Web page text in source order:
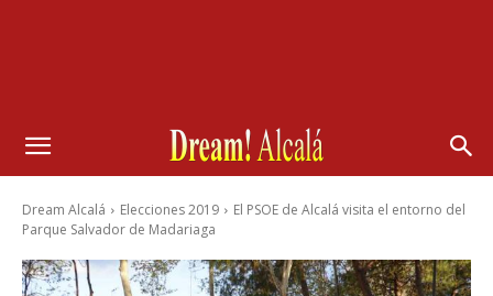
Dream Alcalá Elecciones 2019
El PSOE de Alcalá visita el entorno del
Parque Salvador de Madariaga